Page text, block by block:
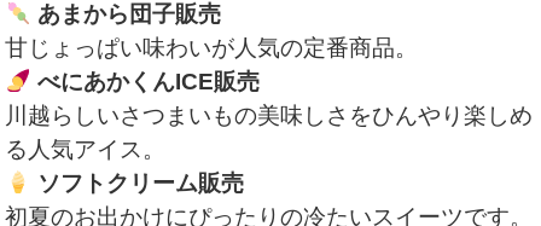
あまから団子販売
甘じょっぱい味わいが人気の定番商品。
べにあかくんICE販売
川越らしいさつまいもの美味しさをひんやり楽しめ
る人気アイス。
ソフトクリーム販売
初夏のお出かけにぴったりの冷たいスイーツです。